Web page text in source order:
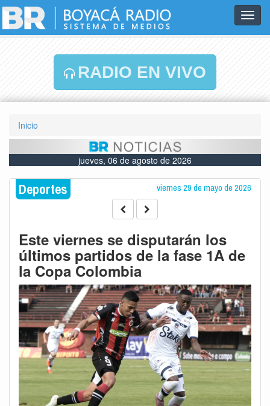
RADIO EN VIVO
Inicio
jueves, 06 de agosto de 2026
Deportes viernes 29 de mayo de 2026
Este viernes se disputarán los
últimos partidos de la fase 1A de
la Copa Colombia